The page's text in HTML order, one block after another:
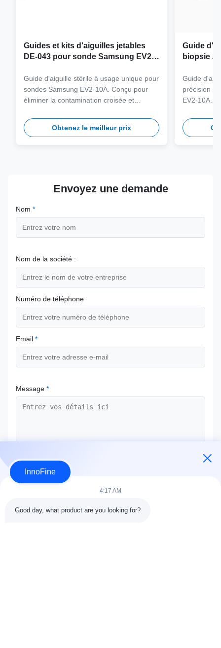
Guides et kits d'aiguilles jetables
DE-043 pour sonde Samsung EV2-
Guide d'aiguille stérile à usage unique pour
sondes Samsung EV2-10A. Conçu pour
éliminer la contamination croisée et
grâce à la compatibilité des aiguilles multi-
jauges.
Obtenez le meilleur prix
Guide
biopsie
Guide
précision
EV2-10A.
charge
une
Envoyez une demande
Nom *
Nom de la société :
Numéro de téléphone
Email *
Message *
Soumettre maintenant
InnoFine
4:17 AM
Good day, what product are you looking for?